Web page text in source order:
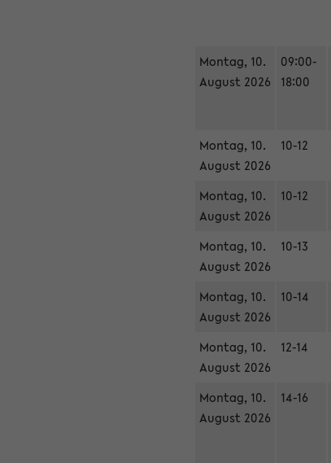
Montag, 10.
August 2026
09:00-
18:00
Montag, 10.
August 2026
10-12
Montag, 10.
August 2026
10-12
Montag, 10.
August 2026
10-13
Montag, 10.
August 2026
10-14
Montag, 10.
August 2026
12-14
Montag, 10.
August 2026
14-16